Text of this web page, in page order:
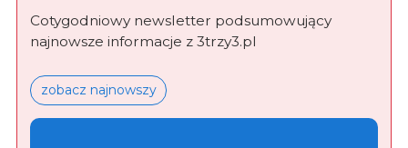
Cotygodniowy newsletter podsumowujący
najnowsze informacje z 3trzy3.pl
zobacz najnowszy